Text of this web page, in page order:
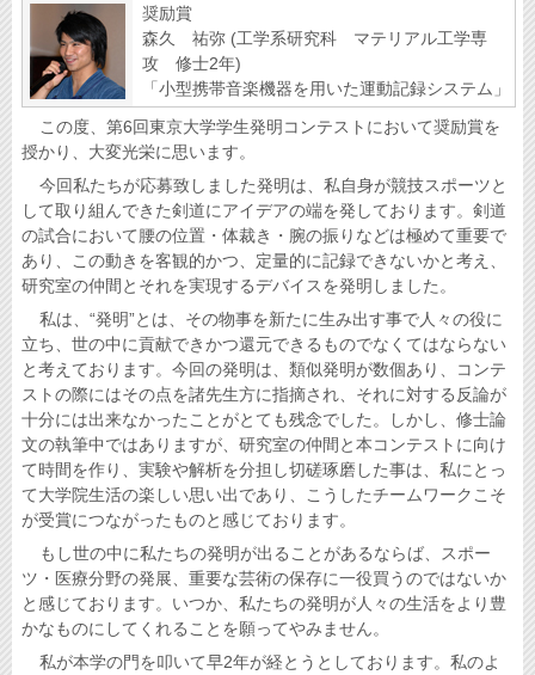
奨励賞
森久 祐弥 (工学系研究科 マテリアル工学専
攻 修士2年)
「小型携帯音楽機器を用いた運動記録システム」
この度、第6回東京大学学生発明コンテストにおいて奨励賞を
授かり、大変光栄に思います。
今回私たちが応募致しました発明は、私自身が競技スポーツと
して取り組んできた剣道にアイデアの端を発しております。剣道
の試合において腰の位置・体裁き・腕の振りなどは極めて重要で
あり、この動きを客観的かつ、定量的に記録できないかと考え、
研究室の仲間とそれを実現するデバイスを発明しました。
私は、“発明”とは、その物事を新たに生み出す事で人々の役に
立ち、世の中に貢献できかつ還元できるものでなくてはならない
と考えております。今回の発明は、類似発明が数個あり、コンテ
ストの際にはその点を諸先生方に指摘され、それに対する反論が
十分には出来なかったことがとても残念でした。しかし、修士論
文の執筆中ではありますが、研究室の仲間と本コンテストに向け
て時間を作り、実験や解析を分担し切磋琢磨した事は、私にとっ
て大学院生活の楽しい思い出であり、こうしたチームワークこそ
が受賞につながったものと感じております。
もし世の中に私たちの発明が出ることがあるならば、スポー
ツ・医療分野の発展、重要な芸術の保存に一役買うのではないか
と感じております。いつか、私たちの発明が人々の生活をより豊
かなものにしてくれることを願ってやみません。
私が本学の門を叩いて早2年が経とうとしております。私のよ